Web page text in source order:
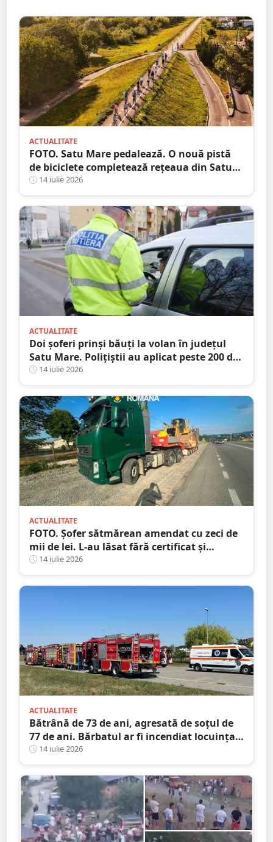
ACTUALITATE
FOTO. Satu Mare pedalează. O nouă pistă
de biciclete completează rețeaua din Satu
Mare
14 iulie 2026
ACTUALITATE
Doi șoferi prinși băuți la volan în județul
Satu Mare. Polițiștii au aplicat peste 200 de
amenzi într-o singură zi
14 iulie 2026
ACTUALITATE
FOTO. Șofer sătmărean amendat cu zeci de
mii de lei. L-au lăsat fără certificat și
plăcuțe
14 iulie 2026
ACTUALITATE
Bătrână de 73 de ani, agresată de soțul de
77 de ani. Bărbatul ar fi incendiat locuința
din județul Satu Mare
14 iulie 2026